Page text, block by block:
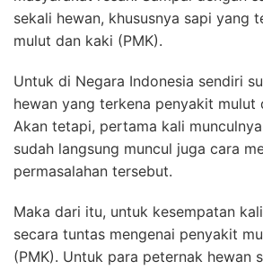
sekali hewan, khususnya sapi yang
mulut dan kaki (PMK).
Untuk di Negara Indonesia sendiri
hewan yang terkena penyakit mulut
Akan tetapi, pertama kali
sudah langsung muncul juga cara
permasalahan tersebut.
Maka dari itu, untuk kesempatan
secara tuntas mengenai penyakit
(PMK). Untuk para peternak hewan